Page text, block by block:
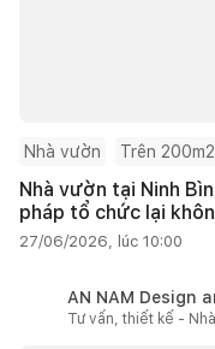
Nhà vườn Trên 200m2
Nhà vườn tại Ninh
pháp tổ chức lại
27/06/2026, lúc 10:00
AN NAM Design
Tư vấn, thiết kế -